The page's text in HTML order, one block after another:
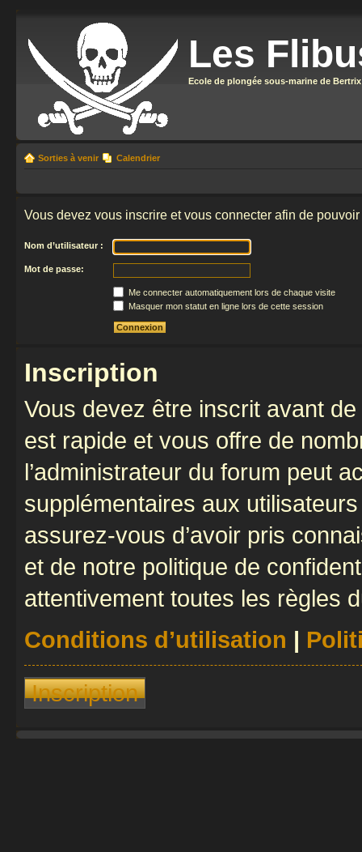
Les
Ecole de plongée sous-marine de Bertrix
Sorties à venir Calendrier
Vous devez vous inscrire et vous connecter afin de
Nom d’utilisateur :
Mot de passe:
Me connecter automatiquement lors de chaque visite
Masquer mon statut en ligne lors de cette session
Inscription
Vous devez être inscrit avant
est rapide et vous offre de
l’administrateur du forum peut
supplémentaires aux
assurez-vous d’avoir pris
et de notre politique de
attentivement toutes les règles
Conditions d’utilisation |
Inscription